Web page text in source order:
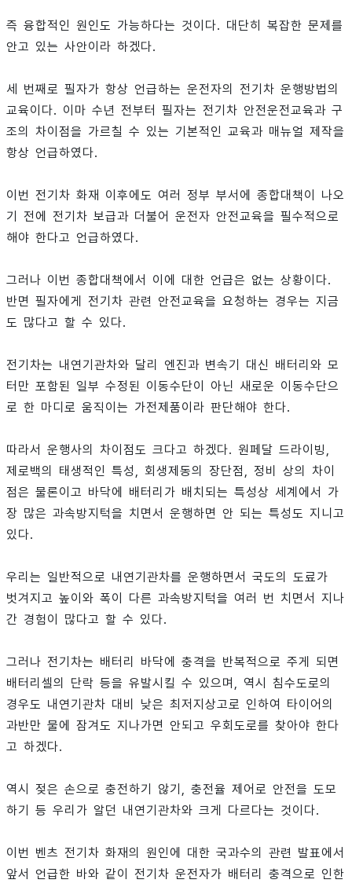
즉 융합적인 원인도 가능하다는 것이다. 대단히 복잡한 문제를
안고 있는 사안이라 하겠다.
세 번째로 필자가 항상 언급하는 운전자의 전기차 운행방법의
교육이다. 이마 수년 전부터 필자는 전기차 안전운전교육과 구
조의 차이점을 가르칠 수 있는 기본적인 교육과 매뉴얼 제작을
항상 언급하였다.
이번 전기차 화재 이후에도 여러 정부 부서에 종합대책이 나오
기 전에 전기차 보급과 더불어 운전자 안전교육을 필수적으로
해야 한다고 언급하였다.
그러나 이번 종합대책에서 이에 대한 언급은 없는 상황이다.
반면 필자에게 전기차 관련 안전교육을 요청하는 경우는 지금
도 많다고 할 수 있다.
전기차는 내연기관차와 달리 엔진과 변속기 대신 배터리와 모
터만 포함된 일부 수정된 이동수단이 아닌 새로운 이동수단으
로 한 마디로 움직이는 가전제품이라 판단해야 한다.
따라서 운행사의 차이점도 크다고 하겠다. 원페달 드라이빙,
제로백의 태생적인 특성, 회생제동의 장단점, 정비 상의 차이
점은 물론이고 바닥에 배터리가 배치되는 특성상 세계에서 가
장 많은 과속방지턱을 치면서 운행하면 안 되는 특성도 지니고
있다.
우리는 일반적으로 내연기관차를 운행하면서 국도의 도료가
벗겨지고 높이와 폭이 다른 과속방지턱을 여러 번 치면서 지나
간 경험이 많다고 할 수 있다.
그러나 전기차는 배터리 바닥에 충격을 반복적으로 주게 되면
배터리셀의 단락 등을 유발시킬 수 있으며, 역시 침수도로의
경우도 내연기관차 대비 낮은 최저지상고로 인하여 타이어의
과반만 물에 잠겨도 지나가면 안되고 우회도로를 찾아야 한다
고 하겠다.
역시 젖은 손으로 충전하기 않기, 충전율 제어로 안전을 도모
하기 등 우리가 알던 내연기관차와 크게 다르다는 것이다.
이번 벤츠 전기차 화재의 원인에 대한 국과수의 관련 발표에서
앞서 언급한 바와 같이 전기차 운전자가 배터리 충격으로 인한